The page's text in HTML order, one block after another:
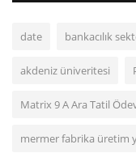
date bankacılık
akdeniz üniveritesi
Matrix 9 A Ara Tatil
mermer fabrika üretim